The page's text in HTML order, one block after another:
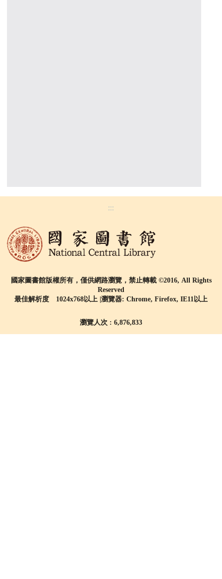
:::
國家圖書館版權所有，僅供網路瀏覽，禁止轉載 ©2016, All Rights
Reserved
最佳解析度 1024x768以上 |瀏覽器: Chrome, Firefox, IE11以上
瀏覽人次 : 6,876,833